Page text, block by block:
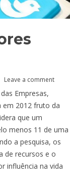
Leave a comment
Empresas,
em 2012 fruto da
que um
menos 11 de uma
a pesquisa, os
de recursos e o
influência na vida